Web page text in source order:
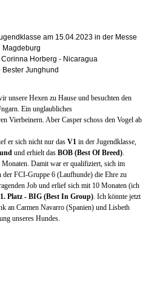
am 15.04.2023 in der Messe
Magdeburg
Horberg - Nicaragua
Bester Junghund
unsere Hexen zu Hause und besuchten den
Ein unglaubliches
Vierbeinern. Aber Casper schoss den Vogel ab
er sich nicht nur dasV1in der Jugendklasse,
und erhielt dasBOB (Best Of Breed).
Damit war er qualifiziert, sich im
FCI-Gruppe 6 (Laufhunde) die Ehre zu
Job und erlief sich mit 10 Monaten (ich
1. Platz - BIG (Best In Group). Ich könnte jetzt
an Carmen Navarro (Spanien) und Lisbeth
unseres Hundes.